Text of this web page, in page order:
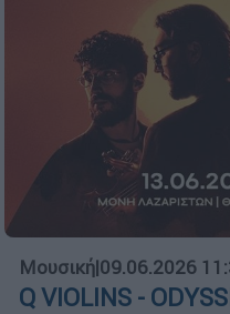
Μουσική|09.06.2026
Q VIOLINS -